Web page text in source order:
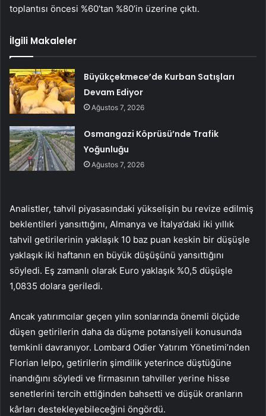
toplantısı öncesi %60’tan %80’in üzerine çıktı.
İlgili Makaleler
Büyükçekmece’de Kurban Satışları
Devam Ediyor
Ağustos 7, 2026
Osmangazi Köprüsü’nde Trafik
Yoğunluğu
Ağustos 7, 2026
Analistler, tahvil piyasasındaki yükselişin bu revize edilmiş
beklentileri yansıttığını, Almanya ve İtalya’daki iki yıllık
tahvil getirilerinin yaklaşık 10 baz puan keskin bir düşüşle
yaklaşık iki haftanın en büyük düşüşünü yansıttığını
söyledi. Eş zamanlı olarak Euro yaklaşık %0,5 düşüşle
1,0835 dolara geriledi.
Ancak yatırımcılar geçen yılın sonlarında önemli ölçüde
düşen getirilerin daha da düşme potansiyeli konusunda
temkinli davranıyor. Lombard Odier Yatırım Yönetimi’nden
Florian Ielpo, getirilerin şimdilik yeterince düştüğüne
inandığını söyledi ve firmasının tahviller yerine hisse
senetlerini tercih ettiğinden bahsetti ve düşük oranların
kârları destekleyebileceğini öngördü.